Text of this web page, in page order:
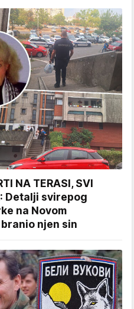
NA TERASI, SVI
Detalji svirepog
na Novom
njen sin